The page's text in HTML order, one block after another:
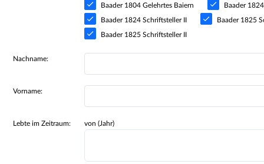
Baader 1804 Gelehrtes Baiern Baader
Baader 1824 Schriftsteller II Baader 1825
Baader 1825 Schriftsteller II
Nachname:
Vorname:
Lebte im Zeitraum: von (Jahr)